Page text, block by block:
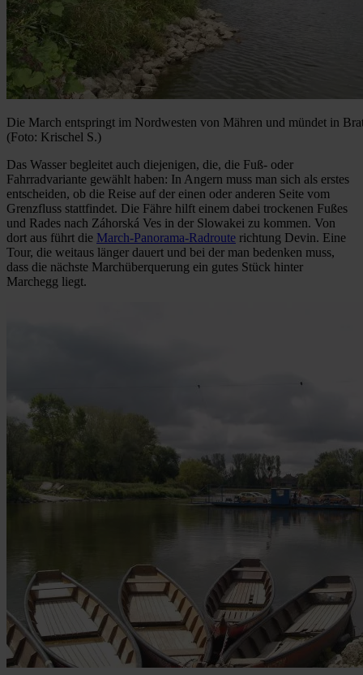
Die March entspringt im Nordwesten von Mähren und mündet in
(Foto: Krischel S.)
Das Wasser begleitet auch diejenigen, die, die Fuß- oder
Fahrradvariante gewählt haben: In Angern muss man sich als erstes
entscheiden, ob die Reise auf der einen oder anderen Seite vom
Grenzfluss stattfindet. Die Fähre hilft einem dabei trockenen Fußes
und Rades nach Záhorská Ves in der Slowakei zu kommen. Von
dort aus führt die March-Panorama-Radroute richtung Devin. Eine
Tour, die weitaus länger dauert und bei der man bedenken muss,
dass die nächste Marchüberquerung ein gutes Stück hinter
Marchegg liegt.